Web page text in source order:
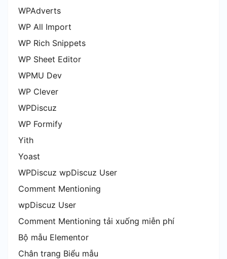
WPAdverts
WP All Import
WP Rich Snippets
WP Sheet Editor
WPMU Dev
WP Clever
WPDiscuz
WP Formify
Yith
Yoast
WPDiscuz wpDiscuz User
Comment Mentioning
wpDiscuz User
Comment Mentioning tải xuống miễn phí
Bộ mẫu Elementor
Chân trang Biểu mẫu